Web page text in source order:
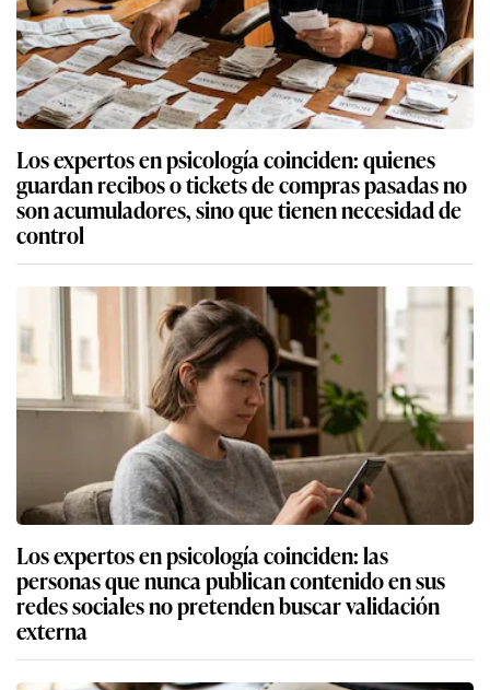
Los expertos en psicología coinciden: quienes
guardan recibos o tickets de compras pasadas no
son acumuladores, sino que tienen necesidad de
control
Los expertos en psicología coinciden: las
personas que nunca publican contenido en sus
redes sociales no pretenden buscar validación
externa